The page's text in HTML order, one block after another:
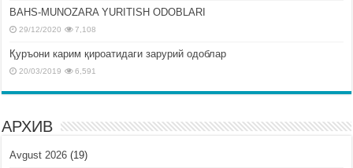
BAHS-MUNOZARA YURITISH ODOBLARI
29/12/2020 7,108
Қуръони карим қироатидаги зарурий одоблар
20/03/2019 6,591
АРХИВ
Avgust 2026 (19)